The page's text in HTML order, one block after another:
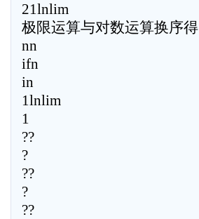
21lnlim
极限运算与对数运算换序得
nn
ifn
in
1lnlim
1
??
?
??
?
??